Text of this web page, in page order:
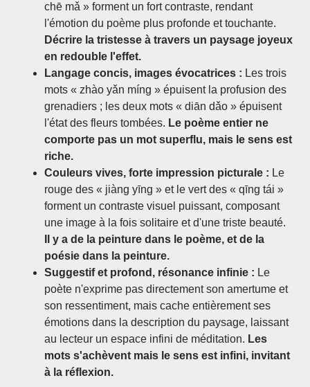
chē mǎ » forment un fort contraste, rendant
l'émotion du poème plus profonde et touchante.
Décrire la tristesse à travers un paysage joyeux
en redouble l'effet.
Langage concis, images évocatrices : Les trois
mots « zhào yǎn míng » épuisent la profusion des
grenadiers ; les deux mots « diān dǎo » épuisent
l'état des fleurs tombées. Le poème entier ne
comporte pas un mot superflu, mais le sens est
riche.
Couleurs vives, forte impression picturale : Le
rouge des « jiàng yīng » et le vert des « qīng tái »
forment un contraste visuel puissant, composant
une image à la fois solitaire et d'une triste beauté.
Il y a de la peinture dans le poème, et de la
poésie dans la peinture.
Suggestif et profond, résonance infinie : Le
poète n'exprime pas directement son amertume et
son ressentiment, mais cache entièrement ses
émotions dans la description du paysage, laissant
au lecteur un espace infini de méditation. Les
mots s'achèvent mais le sens est infini, invitant
à la réflexion.